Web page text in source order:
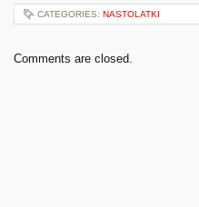
CATEGORIES: NASTOLATKI
Comments are closed.